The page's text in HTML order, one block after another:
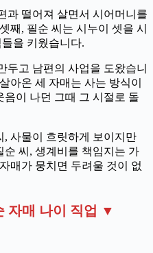
과 떨어져 살면서 시어머니를
째, 필순 씨는 시누이 셋을 시
을 키웠습니다.
두고 남편의 사업을 도왔습니
아온 세 자매는 사는 방식이
이 나던 그때 그 시절로 돌
, 사물이 흐릿하게 보이지만
씨, 생계비를 책임지는 가
매가 뭉치면 두려울 것이 없
자매 나이 직업 ▼